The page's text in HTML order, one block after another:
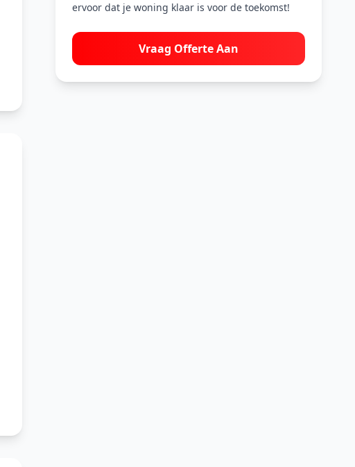
ervoor dat je woning klaar is voor de toekomst!
Vraag Offerte Aan